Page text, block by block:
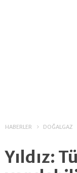
HABERLER DOĞALGAZ
Yıldız: